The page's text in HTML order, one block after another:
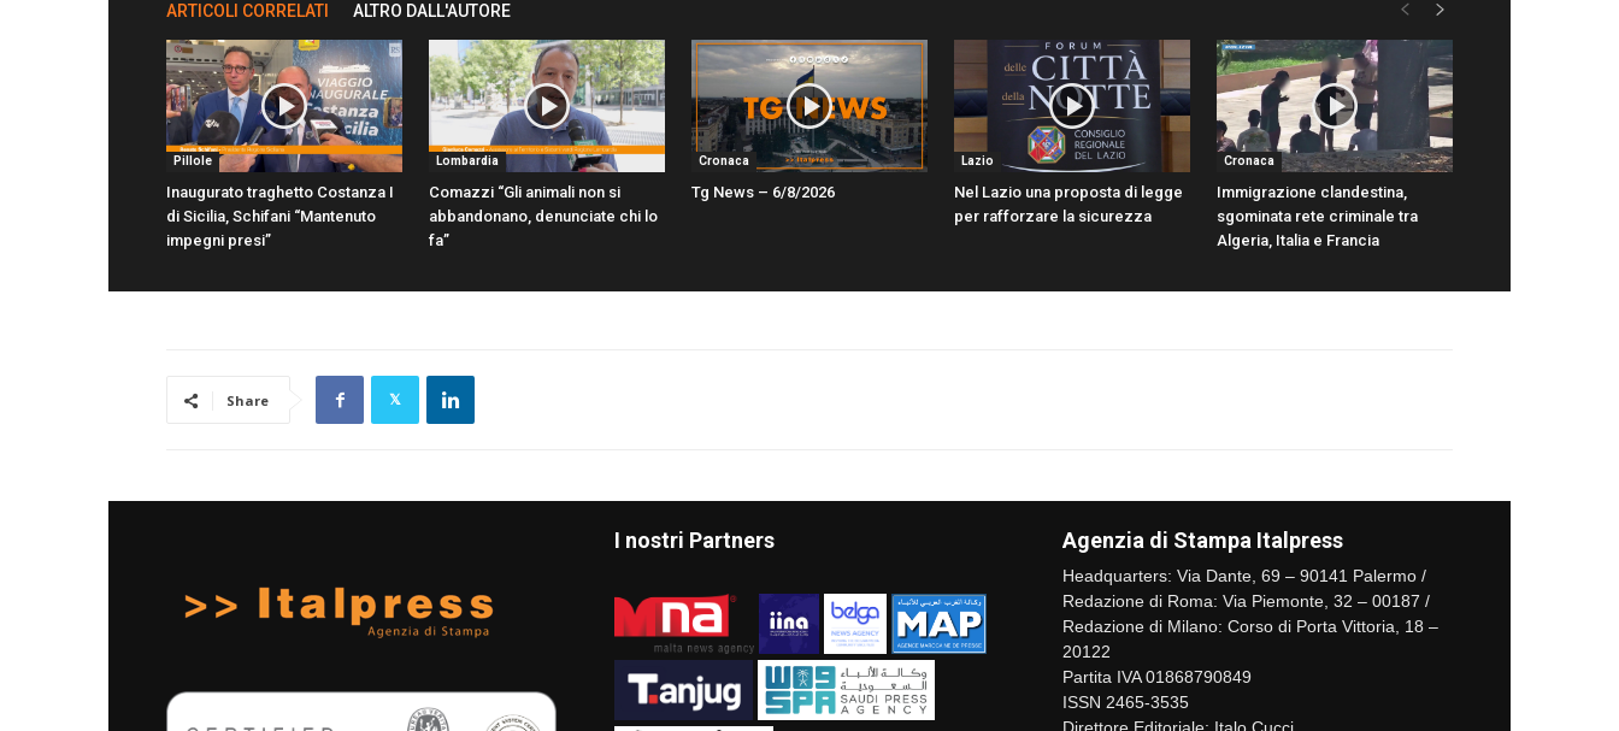
ARTICOLI CORRELATI ALTRO DALL'AUTORE
Pillole
Inaugurato traghetto Costanza I
di Sicilia, Schifani “Mantenuto
impegni presi”
Lombardia
Comazzi “Gli animali non si
abbandonano, denunciate chi lo
fa”
Cronaca
Tg News – 6/8/2026
Lazio
Nel Lazio una proposta di legge
per rafforzare la sicurezza
Cronaca
Immigrazione clandestina,
sgominata rete criminale tra
Algeria, Italia e Francia
Share
I nostri Partners Agenzia di Stampa Italpress
Headquarters: Via Dante, 69 – 90141 Palermo /
Redazione di Roma: Via Piemonte, 32 – 00187 /
Redazione di Milano: Corso di Porta Vittoria, 18 –
20122
Partita IVA 01868790849
ISSN 2465-3535